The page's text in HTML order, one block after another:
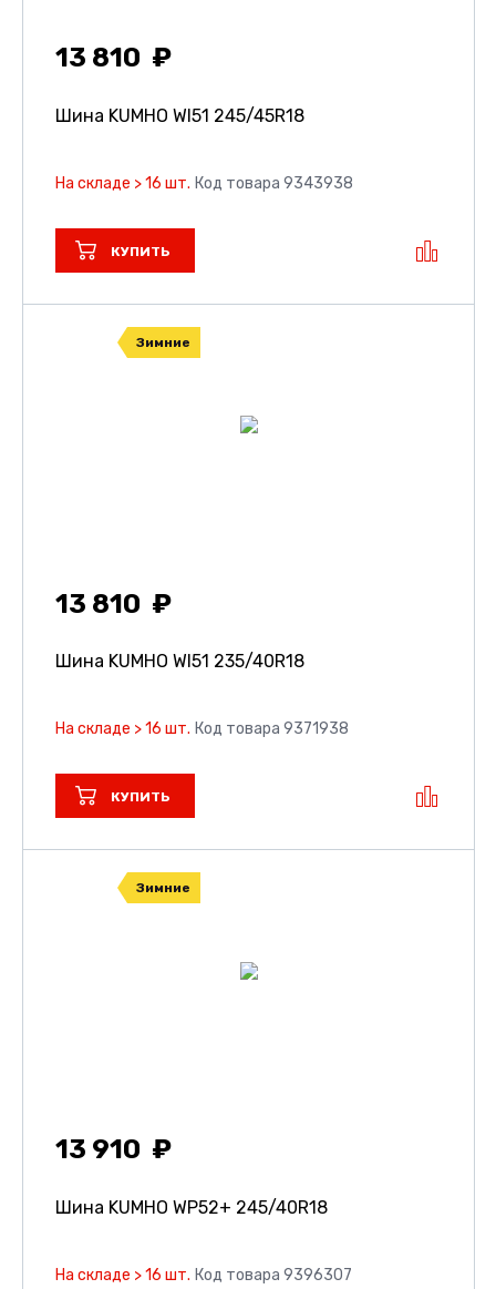
13 810
Шина KUMHO WI51 245/45R18
На складе > 16 шт. Код товара 9343938
КУПИТЬ
Зимние
13 810
Шина KUMHO WI51 235/40R18
На складе > 16 шт. Код товара 9371938
КУПИТЬ
Зимние
13 910
Шина KUMHO WP52+ 245/40R18
На складе > 16 шт. Код товара 9396307